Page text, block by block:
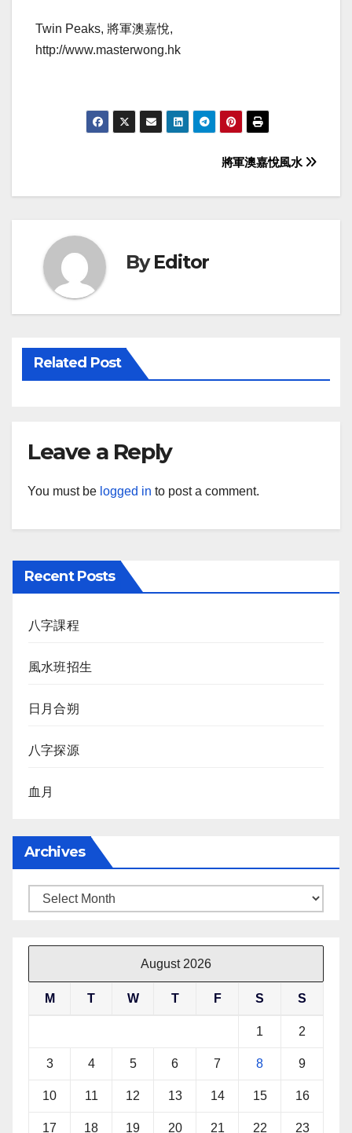
Twin Peaks, 將軍澳嘉悅,
http://www.masterwong.hk
navigation
將軍澳嘉悅風水
ByEditor
Related Post
Leave a Reply
You must be logged in to post a comment.
Recent Posts
八字課程
風水班招生
日月合朔
八字探源
血月
Archives
Archives
August 2026
M T W T F S S
1 2
3 4 5 6 7 8 9
10 11 12 13 14 15 16
17 18 19 20 21 22 23